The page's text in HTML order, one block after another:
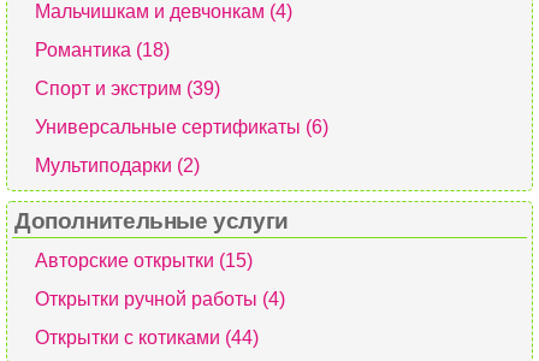
Мальчишкам и девчонкам (4)
Романтика (18)
Спорт и экстрим (39)
Универсальные сертификаты (6)
Мультиподарки (2)
Дополнительные услуги
Авторские открытки (15)
Открытки ручной работы (4)
Открытки с котиками (44)